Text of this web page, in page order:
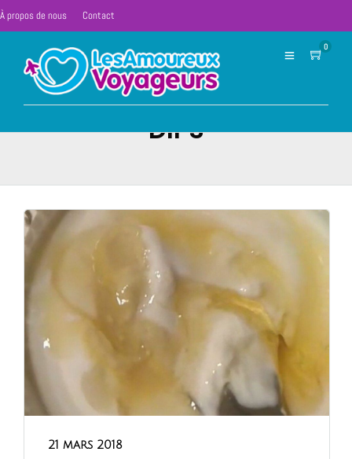
À propos de nous Contact
0
DIPS
21 mars 2018